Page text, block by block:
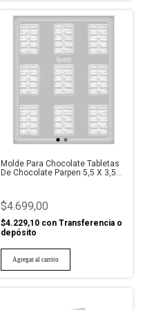
Molde Para Chocolate Tabletas
De Chocolate Parpen 5,5 X 3,5
$4.699,00
$4.229,10 con Transferencia o
depósito